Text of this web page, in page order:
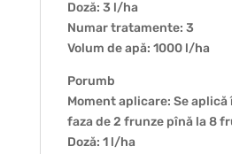
Doză: 3 l/ha
Numar tratamente: 3
Volum de apă: 1000 l/ha
Porumb
Moment aplicare: Se
faza de 2 frunze pînă la 8
Doză: 1 l/ha